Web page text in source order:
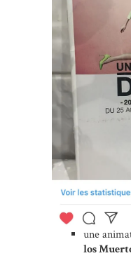
une
los